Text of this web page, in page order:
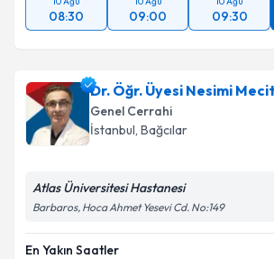
08:30 09:00 09:30
Dr. Öğr. Üyesi Nesimi Mecit
Genel Cerrahi
İstanbul, Bağcılar
Atlas Üniversitesi Hastanesi
Barbaros, Hoca Ahmet Yesevi Cd. No:149
En Yakın Saatler